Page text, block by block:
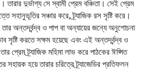
তারার দুর্ভাগ্য সে স্বামী প্রেম বঞ্চিতা। সেই প্রেম
সহানুভূতির সঞ্চার করে, ট্র্যাজিক রস সৃষ্টি করে।
অন্তর্দ্বন্দ্ব ও পাপ বা অন্যায়ের জন্যে অনুশোচনা
সৃষ্টি করতে সক্ষম হয়েছে এবং এই অন্তর্দ্বন্দ্ব ও
প্রেম ট্র্যাজিক মহিমা লাভ করে পাঠকের ঈপ্সিত
সহায়ক হয়ে তারার চরিত্রে ট্র্যাজেডির প্রতিফলন